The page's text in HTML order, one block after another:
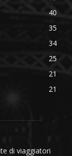
40
35
34
25
21
21
di viaggiatori